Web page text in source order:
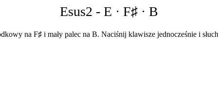
Esus2 -E · F♯ · B
na F♯ i mały palec na B. Naciśnij klawisze jednocześnie i